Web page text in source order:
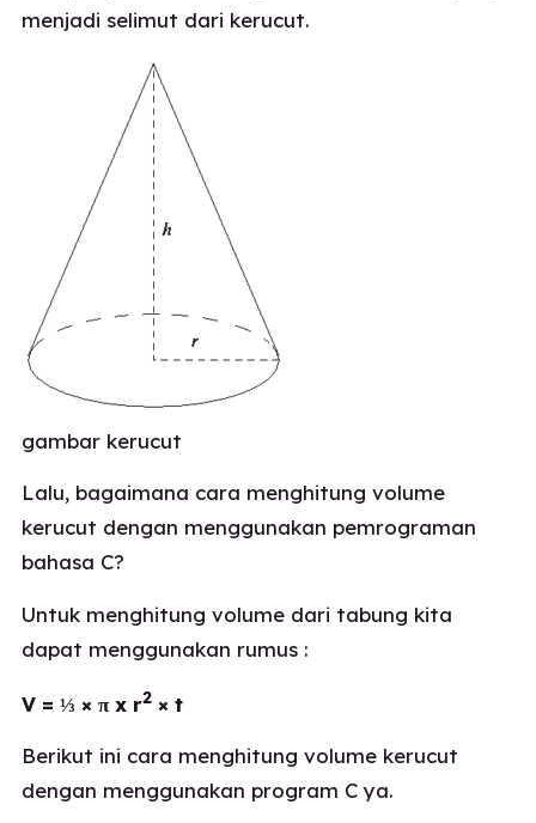
menjadi selimut dari kerucut.
gambar kerucut
Lalu, bagaimana cara menghitung volume
kerucut dengan menggunakan pemrograman
bahasa C?
Untuk menghitung volume dari tabung kita
dapat menggunakan rumus :
V = ⅓ × π x r2 × t
Berikut ini cara menghitung volume kerucut
dengan menggunakan program C ya.